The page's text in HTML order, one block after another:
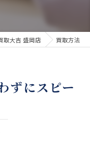
取大吉 盛岡店 買取方法
ずにスピー